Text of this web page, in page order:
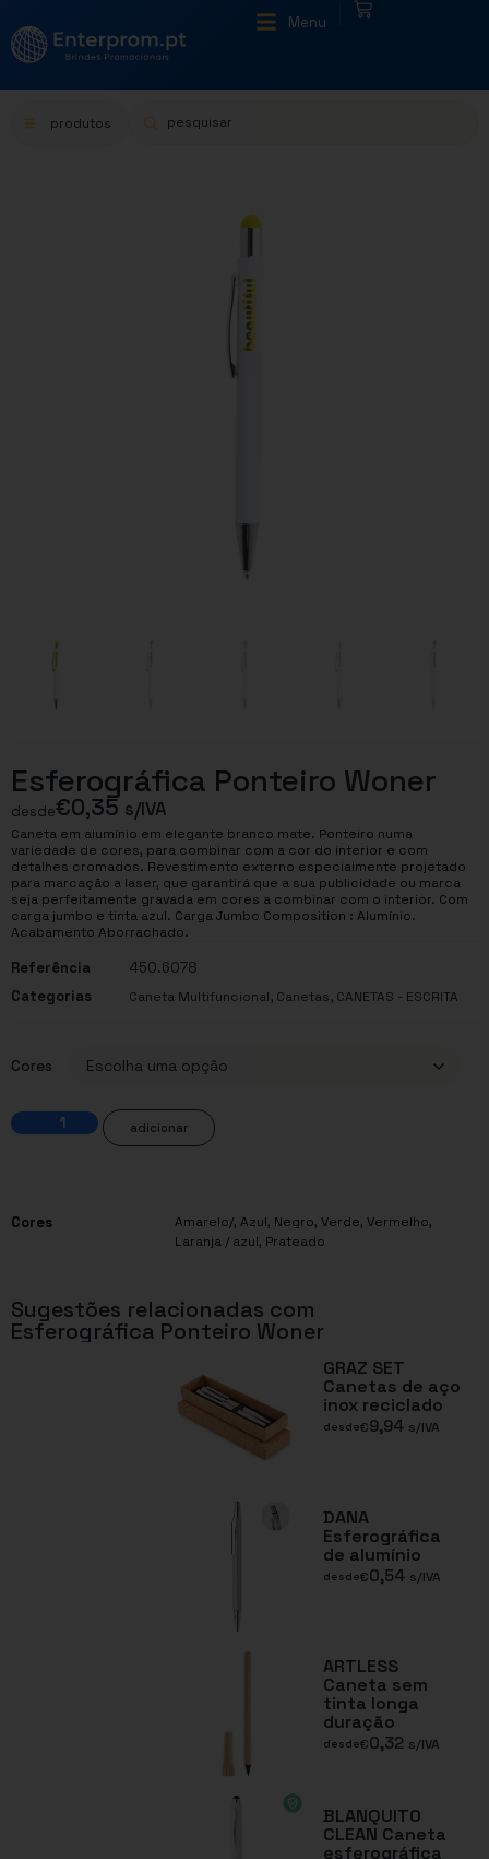
Menu
produtos
Esferográfica Ponteiro Woner
desde€0,35 s/IVA
Caneta em alumínio em elegante branco mate. Ponteiro numa
variedade de cores, para combinar com a cor do interior e com
detalhes cromados. Revestimento externo especialmente projetado
para marcação a laser, que garantirá que a sua publicidade ou marca
seja perfeitamente gravada em cores a combinar com o interior. Com
carga jumbo e tinta azul. Carga Jumbo Composition : Alumínio.
Acabamento Aborrachado.
Referência
450.6078
Categorias
Caneta Multifuncional, Canetas, CANETAS - ESCRITA
Cores
adicionar
Cores Amarelo/, Azul, Negro, Verde, Vermelho,
Laranja / azul, Prateado
Sugestões relacionadas com
Esferográfica Ponteiro Woner
GRAZ SET
Canetas de aço
inox reciclado
desde€9,94 s/IVA
DANA
Esferográfica
de alumínio
desde€0,54 s/IVA
ARTLESS
Caneta sem
tinta longa
duração
desde€0,32 s/IVA
BLANQUITO
CLEAN Caneta
esferográfica